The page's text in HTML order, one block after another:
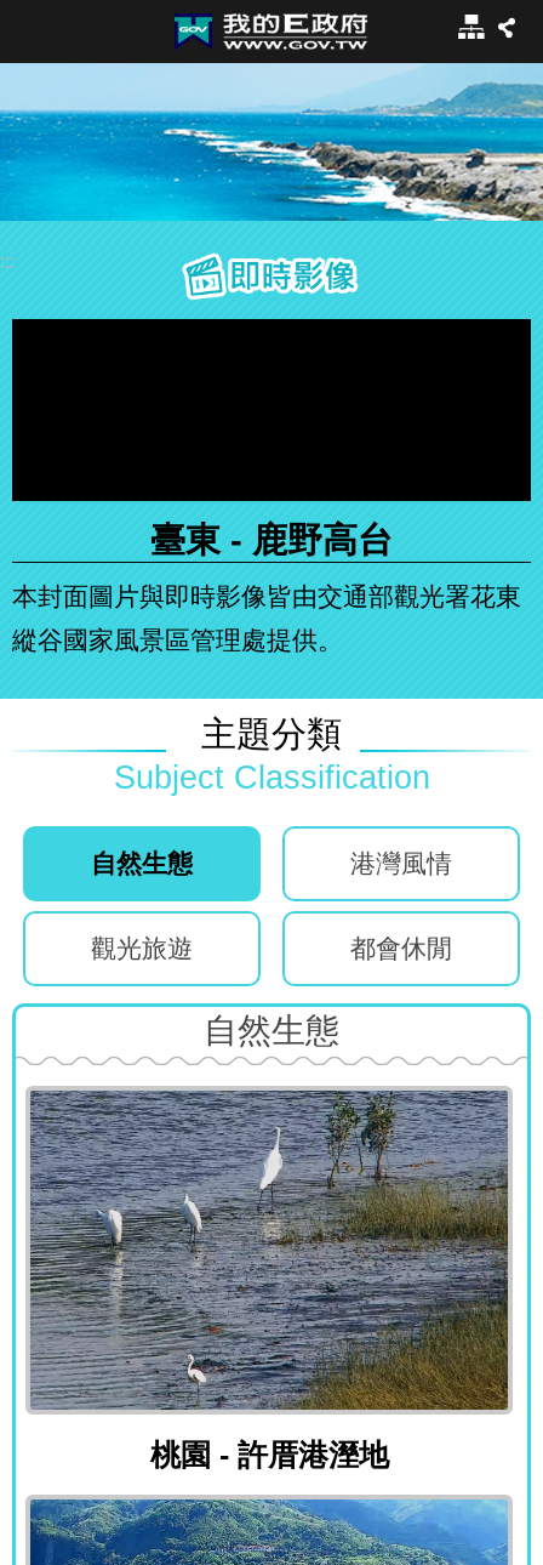
網
覽
:::
即時影像
臺東 - 鹿野高台
本封面圖片與即時影像皆由交通部觀光署花東
縱谷國家風景區管理處提供。
主題分類
自然生態 港灣風情
觀光旅遊 都會休閒
自然生態
桃園 - 許厝港溼地
桃園 - 許厝港溼地